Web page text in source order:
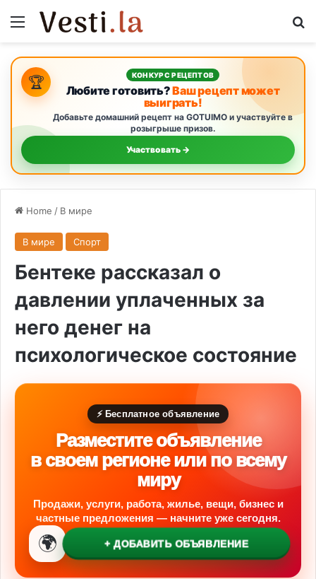
Menu
🏆 КОНКУРС РЕЦЕПТОВ
Любите готовить?Ваш рецепт может
выиграть!
Добавьте домашний рецепт на GOTUIMO и участвуйте в
розыгрыше призов.
Участвовать →
Home / В мире
В мире Спорт
Бентеке рассказал о
давлении уплаченных за
него денег на
психологическое состояние
⚡ Бесплатное объявление
Разместите объявление
в своем регионе или по всему
миру
Продажи, услуги, работа, жилье, вещи, бизнес и
частные предложения — начните уже сегодня.
🌍 + ДОБАВИТЬ ОБЪЯВЛЕНИЕ